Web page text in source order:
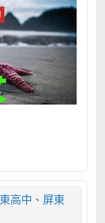
高中、屏東